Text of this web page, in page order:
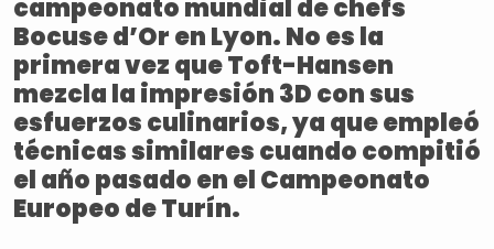
campeonato mundial de chefs
Bocuse d’Or en Lyon. No es la
primera vez que Toft-Hansen
mezcla la impresión 3D con sus
esfuerzos culinarios, ya que empleó
técnicas similares cuando compitió
el año pasado en el Campeonato
Europeo de Turín.